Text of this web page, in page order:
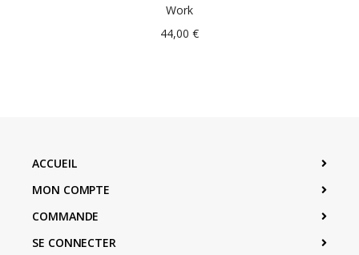
Work
44,00 €
ACCUEIL
MON COMPTE
COMMANDE
SE CONNECTER